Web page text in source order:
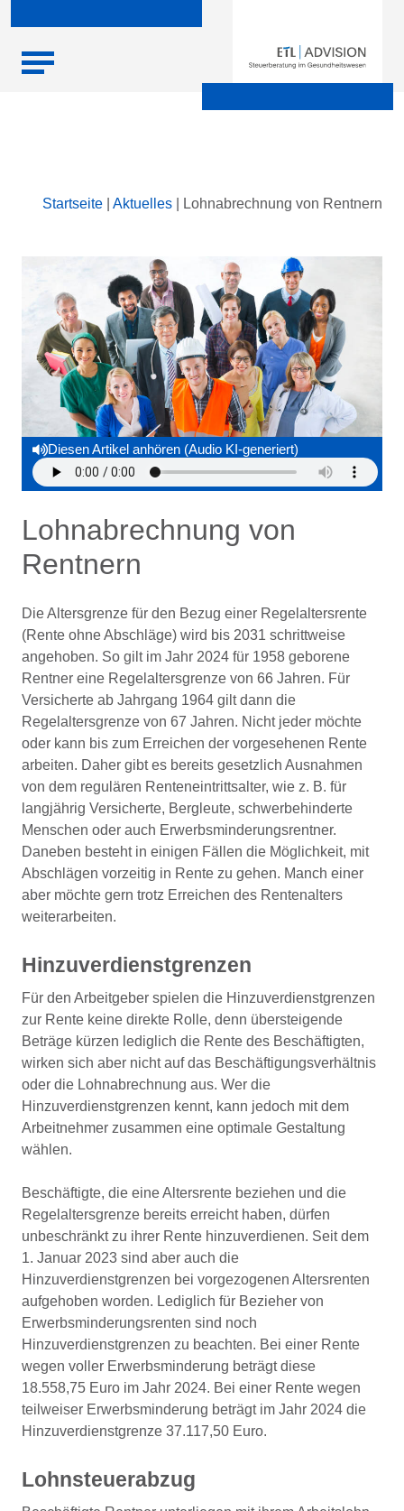
Startseite Aktuelles Lohnabrechnung von Rentnern
Diesen Artikel anhören (Audio KI-generiert)
Lohnabrechnung von
Rentnern
Die Altersgrenze für den Bezug einer Regelaltersrente
(Rente ohne Abschläge) wird bis 2031 schrittweise
angehoben. So gilt im Jahr 2024 für 1958 geborene
Rentner eine Regelaltersgrenze von 66 Jahren. Für
Versicherte ab Jahrgang 1964 gilt dann die
Regelaltersgrenze von 67 Jahren. Nicht jeder möchte
oder kann bis zum Erreichen der vorgesehenen Rente
arbeiten. Daher gibt es bereits gesetzlich Ausnahmen
von dem regulären Renteneintrittsalter, wie z. B. für
langjährig Versicherte, Bergleute, schwerbehinderte
Menschen oder auch Erwerbsminderungsrentner.
Daneben besteht in einigen Fällen die Möglichkeit, mit
Abschlägen vorzeitig in Rente zu gehen. Manch einer
aber möchte gern trotz Erreichen des Rentenalters
weiterarbeiten.
Hinzuverdienstgrenzen
Für den Arbeitgeber spielen die Hinzuverdienstgrenzen
zur Rente keine direkte Rolle, denn übersteigende
Beträge kürzen lediglich die Rente des Beschäftigten,
wirken sich aber nicht auf das Beschäftigungsverhältnis
oder die Lohnabrechnung aus. Wer die
Hinzuverdienstgrenzen kennt, kann jedoch mit dem
Arbeitnehmer zusammen eine optimale Gestaltung
wählen.
Beschäftigte, die eine Altersrente beziehen und die
Regelaltersgrenze bereits erreicht haben, dürfen
unbeschränkt zu ihrer Rente hinzuverdienen. Seit dem
1. Januar 2023 sind aber auch die
Hinzuverdienstgrenzen bei vorgezogenen Altersrenten
aufgehoben worden. Lediglich für Bezieher von
Erwerbsminderungsrenten sind noch
Hinzuverdienstgrenzen zu beachten. Bei einer Rente
wegen voller Erwerbsminderung beträgt diese
18.558,75 Euro im Jahr 2024. Bei einer Rente wegen
teilweiser Erwerbsminderung beträgt im Jahr 2024 die
Hinzuverdienstgrenze 37.117,50 Euro.
Lohnsteuerabzug